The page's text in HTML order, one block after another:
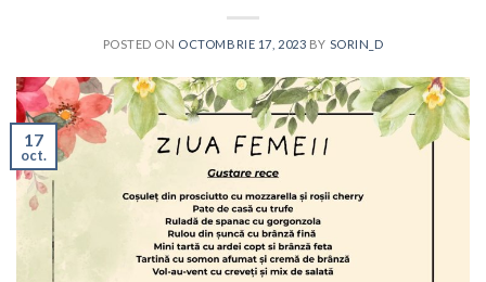
POSTED ON OCTOMBRIE 17, 2023 BY SORIN_D
17
oct.